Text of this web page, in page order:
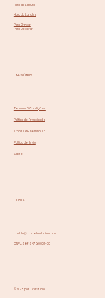
Hora da Leitura
Hora do Lanche
Para Brincar
Para Decorar
LINKS ÚTEIS
Termos & Condições
Política de Privacidade
Trocas & Reembolso
Política de Envio
Sobre
CONTATO
contato@castellostudios.com
CNPJ: 36413476/0001-00
© 2025 por Oca Studio.